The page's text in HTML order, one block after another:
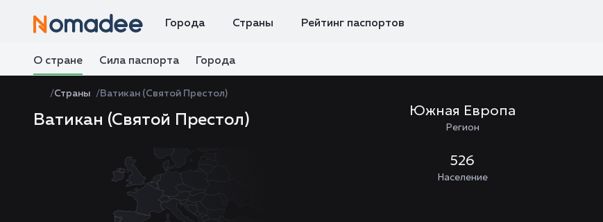
Города Страны Рейтинг паспортов
О стране Сила паспорта Города
Страны Ватикан (Святой Престол)
Ватикан (Святой Престол)
Южная Европа
Регион
526
Население